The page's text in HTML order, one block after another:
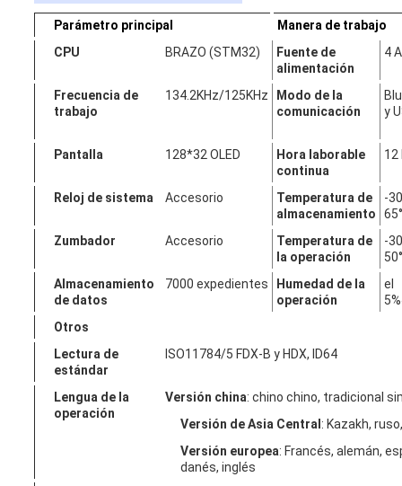
Parámetro principal
Manera de trabajo
CPU
BRAZO (STM32)
Fuente de
alimentación
4
Frecuencia de
trabajo
134.2KHz/125KHz
Modo de la
comunicación
y
Pantalla 128*32 OLED
Hora laborable
continua
12
Reloj de sistema Accesorio
Temperatura de
almacenamiento
-
Zumbador
Accesorio
Temperatura de
la operación
-
Almacenamiento
de datos
7000 expedientes
Humedad de la
operación
el
Otros
Lectura de
estándar
ISO11784/5 FDX-B y HDX, ID64
Lengua de la
operación
Versión china: chino chino, tradicional
Versión de Asia Central : Kazakh,
Versión europea: Francés, alemán,
danés, inglés